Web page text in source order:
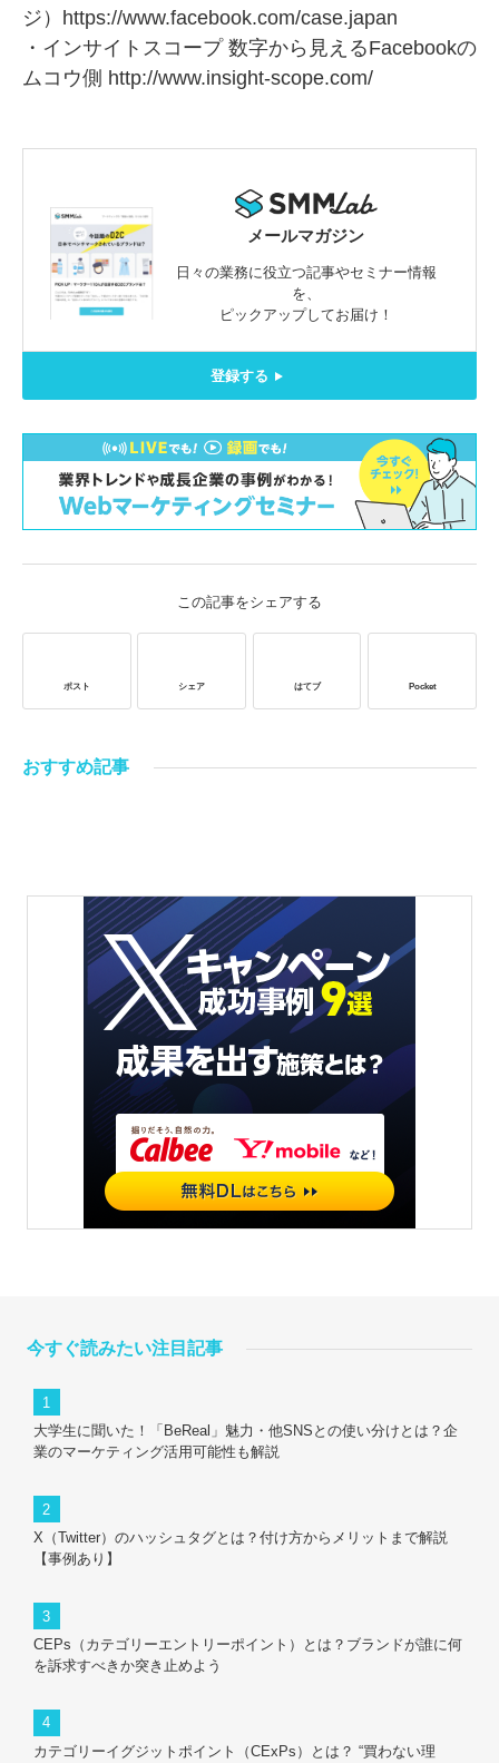
ジ） https://www.facebook.com/case.japan
・インサイトスコープ 数字から見えるFacebookの
ムコウ側 http://www.insight-scope.com/
メールマガジン
日々の業務に役立つ記事やセミナー情報
を、
ピックアップしてお届け！
登録する
この記事をシェアする
ポスト シェア はてブ Pocket
おすすめ記事
今すぐ読みたい注目記事
大学生に聞いた！「BeReal」魅力・他SNSとの使い分けとは？企
業のマーケティング活用可能性も解説
X（Twitter）のハッシュタグとは？付け方からメリットまで解説
【事例あり】
CEPs（カテゴリーエントリーポイント）とは？ブランドが誰に何
を訴求すべきか突き止めよう
カテゴリーイグジットポイント（CExPs）とは？ “買わない理